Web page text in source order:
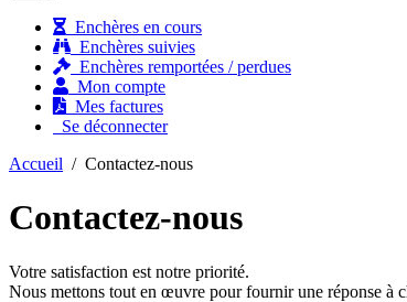
Enchères en cours
Enchères suivies
Enchères remportées / perdues
Mon compte
Mes factures
Se déconnecter
Accueil / Contactez-nous
Contactez-nous
Votre satisfaction est notre priorité.
Nous mettons tout en œuvre pour fournir une réponse à